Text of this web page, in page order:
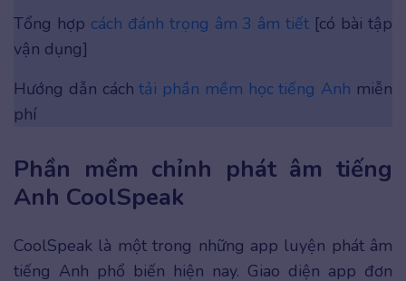
Tổng hợp cách đánh trọng âm 3 âm tiết [có bài tập
vận dụng]
Hướng dẫn cáchtải phần mềm học tiếng Anh miễn
phí
Phần mềm chỉnh phát âm tiếng
Anh CoolSpeak
CoolSpeak là một trong những app luyện phát âm
tiếng Anh phổ biến hiện nay. Giao diện app đơn